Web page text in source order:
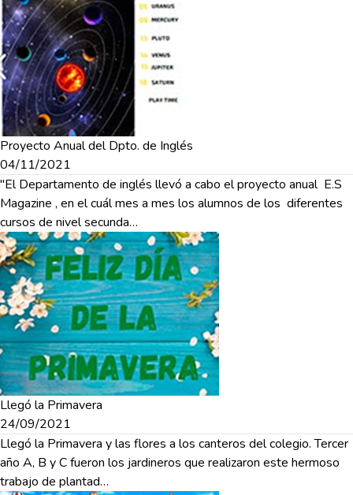
Proyecto Anual del Dpto. de Inglés
04/11/2021
"El Departamento de inglés llevó a cabo el proyecto anual E.S
Magazine , en el cuál mes a mes los alumnos de los diferentes
cursos de nivel secunda…
Llegó la Primavera
24/09/2021
Llegó la Primavera y las flores a los canteros del colegio. Tercer
año A, B y C fueron los jardineros que realizaron este hermoso
trabajo de plantad…